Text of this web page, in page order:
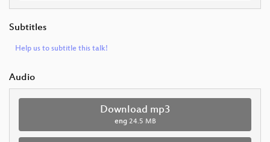
Subtitles
Help us to subtitle this talk!
Audio
Download mp3
eng 24.5 MB